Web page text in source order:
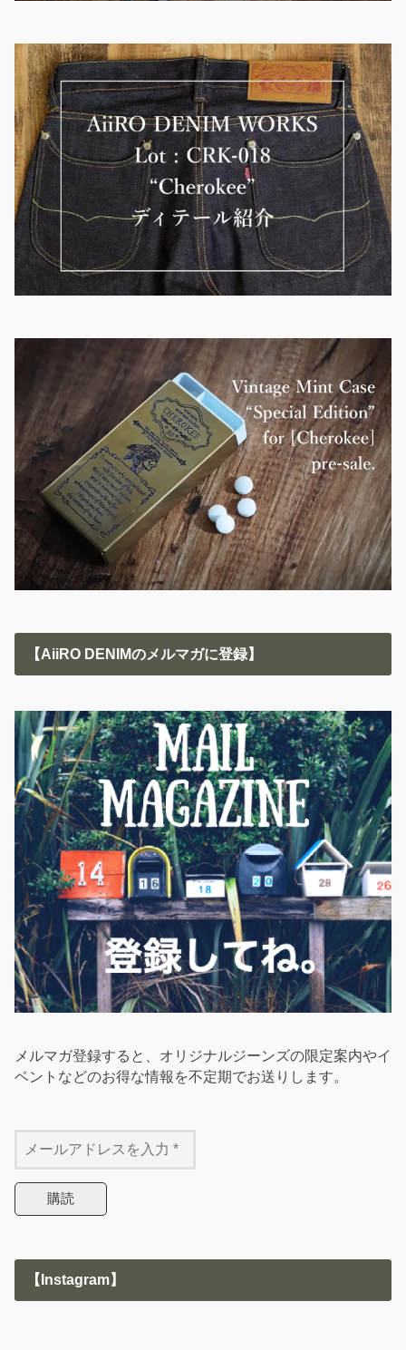
【AiiRO DENIMのメルマガに登録】
メルマガ登録すると、オリジナルジーンズの限定案内やイ
ベントなどのお得な情報を不定期でお送りします。
【Instagram】